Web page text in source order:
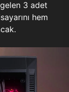
3 adet
hem